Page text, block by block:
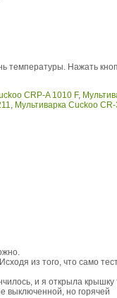
температуры. Нажать
CRP-A 1010 F,
, Мультиварка Cuckoo
из того, что само
и я открыла крышку
выключенной, но горячей